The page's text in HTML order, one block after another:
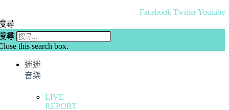
Facebook TwitterYoutube
尋
尋
this search box.
迷迷
音樂
LIVE
REPORT